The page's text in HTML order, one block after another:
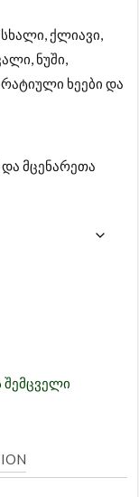
ქლიავი,
ნუში,
ხეებიდა
მცენარეთა
შემცველი